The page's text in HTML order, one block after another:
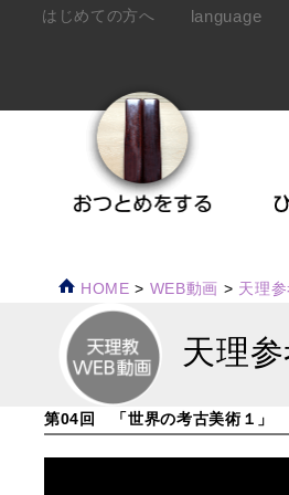
HOME > WEB動画 > 天理
天理
第04回 「世界の考古美術１」
はじめての方へ language